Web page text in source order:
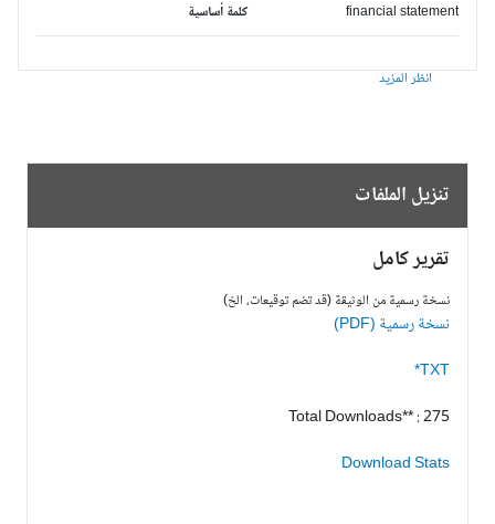
كلمة أساسية financial statement
انظر المزيد
تنزيل الملفات
تقرير كامل
نسخة رسمية من الوثيقة (قد تضم توقيعات، الخ)
نسخة رسمية (PDF)
TXT*
Total Downloads** : 275
Download Stats